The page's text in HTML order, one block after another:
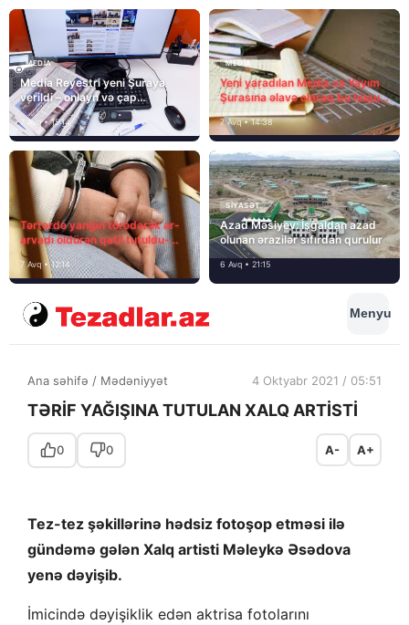
MEDİA
Media Reyestri yeni Şuraya
verildi – onlayn və çap
mediasını nə gözləyir?
7 Avq • 15:14
MEDİA
Yeni yaradılan Media və Yayım
Şurasına əlavə olaraq bu hüquq
və vəzifələr də verilib
7 Avq • 14:38
Tərtərdə yanğın törədərək ər-
arvadı öldürən qatil tutuldu-
SON DƏQİQƏ
7 Avq • 12:14
SIYASƏT
Azad Məsiyev: İşğaldan azad
olunan ərazilər sıfırdan qurulur
6 Avq • 21:15
Menyu
Ana səhifə / Mədəniyyət 4 Oktyabr 2021 / 05:51
TƏRİF YAĞIŞINA TUTULAN XALQ ARTİSTİ
0 0 A- A+
Tez-tez şəkillərinə hədsiz fotoşop etməsi ilə
gündəmə gələn Xalq artisti Məleykə Əsədova
yenə dəyişib.
İmicində dəyişiklik edən aktrisa fotolarını